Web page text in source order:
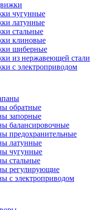
чугунные
латунные
стальные
клиновые
шиберные
из нержавеющей стали
с электроприводом
обратные
запорные
балансировочные
предохранительные
латунные
чугунные
стальные
регулирующие
с электроприводом